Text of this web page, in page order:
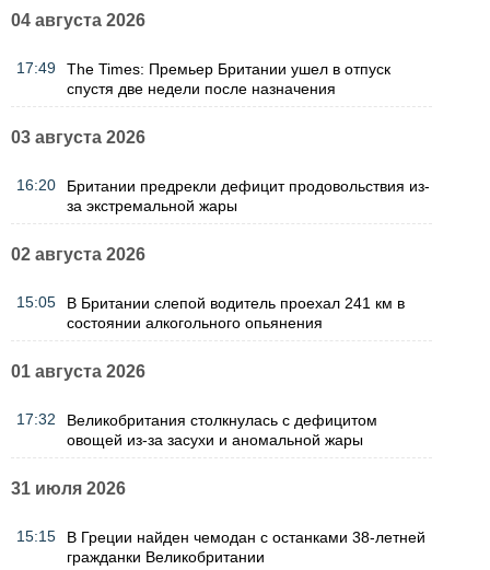
04 августа 2026
17:49
The Times: Премьер Британии ушел в отпуск
спустя две недели после назначения
03 августа 2026
16:20
Британии предрекли дефицит продовольствия из-
за экстремальной жары
02 августа 2026
15:05
В Британии слепой водитель проехал 241 км в
состоянии алкогольного опьянения
01 августа 2026
17:32
Великобритания столкнулась с дефицитом
овощей из-за засухи и аномальной жары
31 июля 2026
15:15
В Греции найден чемодан с останками 38-летней
гражданки Великобритании